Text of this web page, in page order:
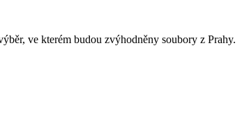
ve kterém budou zvýhodněny soubory z Prahy.